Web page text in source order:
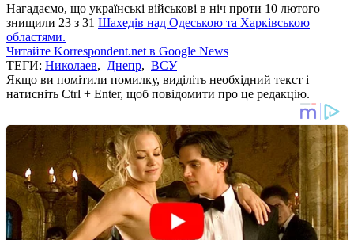
Нагадаємо, що українські військові в ніч проти 10 лютого
знищили 23 з 31 Шахедів над Одеською та Харківською
областями.
Читайте Korrespondent.net в Google News
ТЕГИ: Николаев, Днепр, ВСУ
Якщо ви помітили помилку, виділіть необхідний текст і
натисніть Ctrl + Enter, щоб повідомити про це редакцію.